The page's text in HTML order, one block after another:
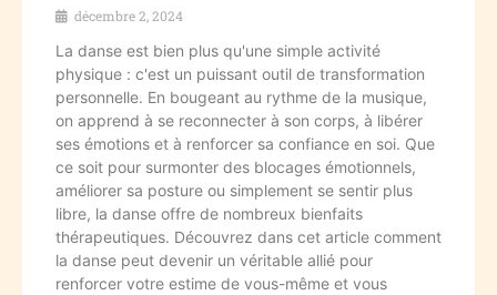
décembre 2, 2024
La danse est bien plus qu'une simple activité
physique : c'est un puissant outil de transformation
personnelle. En bougeant au rythme de la musique,
on apprend à se reconnecter à son corps, à libérer
ses émotions et à renforcer sa confiance en soi. Que
ce soit pour surmonter des blocages émotionnels,
améliorer sa posture ou simplement se sentir plus
libre, la danse offre de nombreux bienfaits
thérapeutiques. Découvrez dans cet article comment
la danse peut devenir un véritable allié pour
renforcer votre estime de vous-même et vous